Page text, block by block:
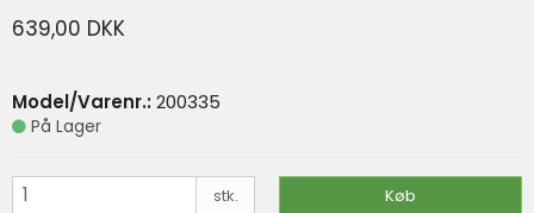
639,00 DKK
Model/Varenr.: 200335
På Lager
stk. Køb